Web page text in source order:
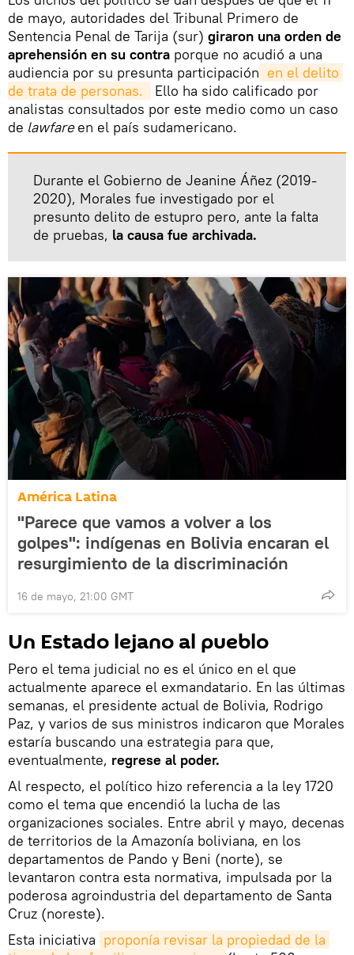
de mayo, autoridades del Tribunal Primero de
Sentencia Penal de Tarija (sur) giraron una orden de
aprehensión en su contra porque no acudió a una
audiencia por su presunta participación en el delito
de trata de personas.
Ello ha sido calificado por
analistas consultados por este medio como un caso
de lawfareen el país sudamericano.
Durante el Gobierno de Jeanine Áñez (2019-
2020), Morales fue investigado por el
presunto delito de estupro pero, ante la falta
de pruebas, la causa fue archivada.
América Latina
"Parece que vamos a volver a los
golpes": indígenas en Bolivia encaran el
resurgimiento de la discriminación
16 de mayo, 21:00 GMT
Un Estado lejano al pueblo
Pero el tema judicial no es el único en el que
actualmente aparece el exmandatario. En las últimas
semanas, el presidente actual de Bolivia, Rodrigo
Paz, y varios de sus ministros indicaron que Morales
estaría buscando una estrategia para que,
eventualmente, regrese al poder.
Al respecto, el político hizo referencia a la ley 1720
como el tema que encendió la lucha de las
organizaciones sociales. Entre abril y mayo, decenas
de territorios de la Amazonía boliviana, en los
departamentos de Pando y Beni (norte), se
levantaron contra esta normativa, impulsada por la
poderosa agroindustria del departamento de Santa
Cruz (noreste).
Esta iniciativa proponía revisar la propiedad de la